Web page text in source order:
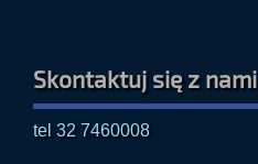
Skontaktuj się z nami
tel 32 7460008